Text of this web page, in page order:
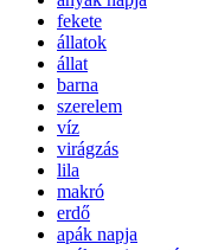
fekete
állatok
állat
barna
szerelem
víz
virágzás
lila
makró
erdő
apák napja